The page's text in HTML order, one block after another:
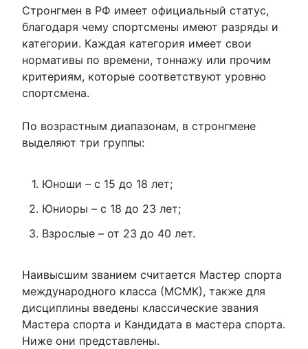
Стронгмен в РФ имеет официальный статус,
благодаря чему спортсмены имеют разряды и
категории. Каждая категория имеет свои
нормативы по времени, тоннажу или прочим
критериям, которые соответствуют уровню
спортсмена.
По возрастным диапазонам, в стронгмене
выделяют три группы:
Юноши – с 15 до 18 лет;
Юниоры – с 18 до 23 лет;
Взрослые – от 23 до 40 лет.
Наивысшим званием считается Мастер спорта
международного класса (МСМК), также для
дисциплины введены классические звания
Мастера спорта и Кандидата в мастера спорта.
Ниже они представлены.